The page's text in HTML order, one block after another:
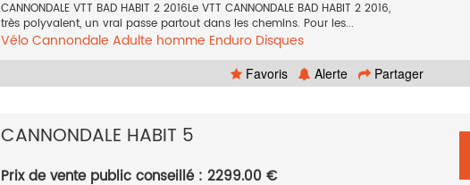
CANNONDALE VTT BAD HABIT 2 2016Le VTT CANNONDALE BAD HABIT 2 2016,
très polyvalent, un vrai passe partout dans les chemins. Pour les...
VéloCannondale Adulte homme Enduro Disques
Tout suspendu27.5 poucesOrange2016
Favoris Alerte Partager
CANNONDALE HABIT 5
Prix de vente public conseillé : 2299.00 €